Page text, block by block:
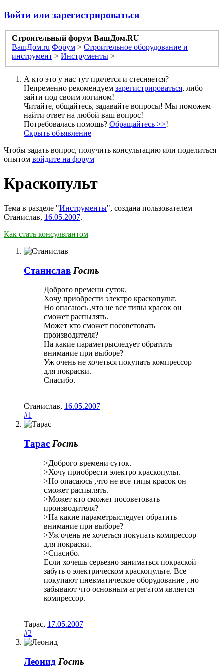
Войти или зарегистрироваться
Строительный форум ВашДом.RU
ВашДом.ru Форум > Строительное оборудование и
инструмент > Инструменты >
А кто это у нас тут прячется и стесняется?
Непременно рекомендуем зарегистрироваться, либо
зайти под своим логином!
Читайте, общайтесь, задавайте вопросы! Мы поможем
найти ответ на любой ваш вопрос!
Потребовалась помощь? Обращайтесь >>!
Скрыть объявление
Чтобы задать вопрос, получить консультацию или поделиться
опытом войдите на форум
Краскопульт
Тема в разделе "Инструменты", создана пользователем
Станислав, 16.05.2007.
Как стать консультантом
Станислав Гость
Доброго времени суток.
Хочу приобрести электро краскопульт.
Но опасаюсь ,что не все типы красок он
сможет распылять.
Может кто сможет посоветовать
производителя?
На какие параметрыследует обратить
внимание при выборе?
Уж очень не хочеться покупать компрессор
для покраски.
Спасибо.
Станислав, 16.05.2007
#1
Тарас Гость
>Доброго времени суток.
>Хочу приобрести электро краскопульт.
>Но опасаюсь ,что не все типы красок он
сможет распылять.
>Может кто сможет посоветовать
производителя?
>На какие параметрыследует обратить
внимание при выборе?
>Уж очень не хочеться покупать компрессор
для покраски.
>Спасибо.
Если хочешь серьезно заниматься покраской
забуть о электрическом краскопульте. Все
покупают пневматическое оборудование , но
забывают что основным агрегатом является
компрессор.
Тарас, 17.05.2007
#2
Леонид Гость